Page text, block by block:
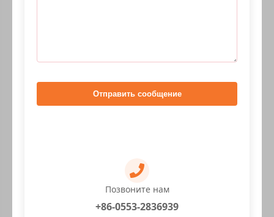
Отправить сообщение
Позвоните нам
+86-0553-2836939